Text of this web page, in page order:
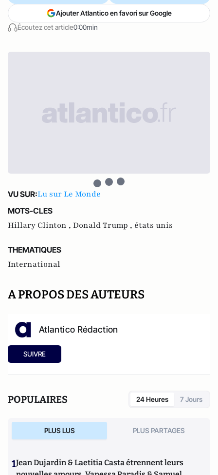
Écoutez cet article0:00min
Ajouter Atlantico en favori sur Google
VU SUR:Lu sur Le Monde
MOTS-CLES
Hillary Clinton , Donald Trump , états unis
THEMATIQUES
International
A PROPOS DES AUTEURS
Atlantico Rédaction
SUIVRE
POPULAIRES 24 Heures 7 Jours
PLUS LUS PLUS PARTAGES
1Jean Dujardin & Laetitia Casta étrennent leurs